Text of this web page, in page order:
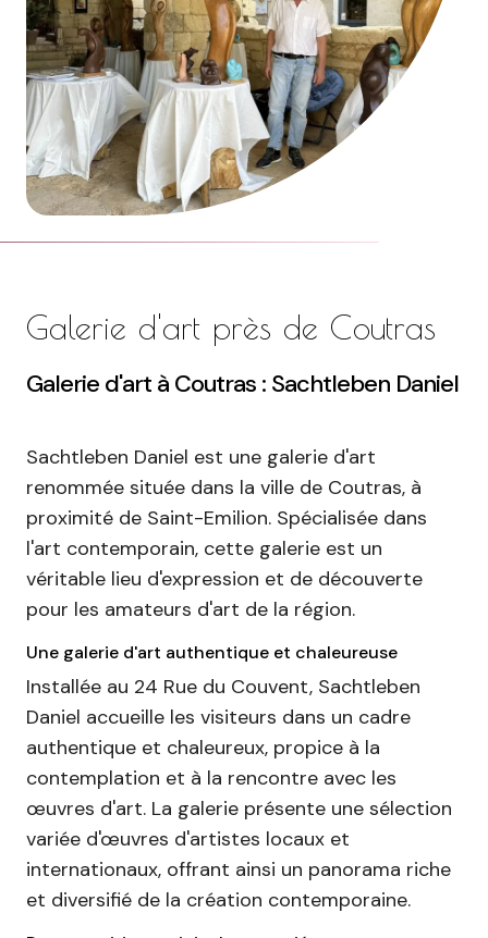
Galerie d'art près de Coutras
Galerie d'art à Coutras : Sachtleben Daniel
Sachtleben Daniel est une galerie d'art
renommée située dans la ville de Coutras, à
proximité de Saint-Emilion. Spécialisée dans
l'art contemporain, cette galerie est un
véritable lieu d'expression et de découverte
pour les amateurs d'art de la région.
Une galerie d'art authentique et chaleureuse
Installée au 24 Rue du Couvent, Sachtleben
Daniel accueille les visiteurs dans un cadre
authentique et chaleureux, propice à la
contemplation et à la rencontre avec les
œuvres d'art. La galerie présente une sélection
variée d'œuvres d'artistes locaux et
internationaux, offrant ainsi un panorama riche
et diversifié de la création contemporaine.